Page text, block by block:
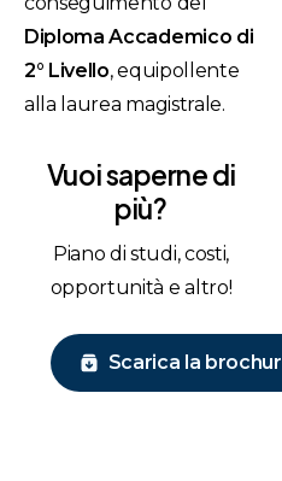
Diploma Accademico di
2° Livello, equipollente
alla laurea magistrale.
Vuoi saperne di
più?
Piano di studi, costi,
opportunità e altro!
Scarica la